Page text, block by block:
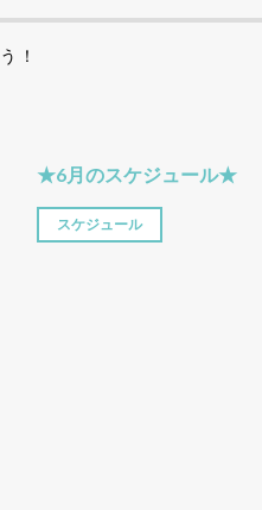
！
★6月のスケジュール★
スケジュール